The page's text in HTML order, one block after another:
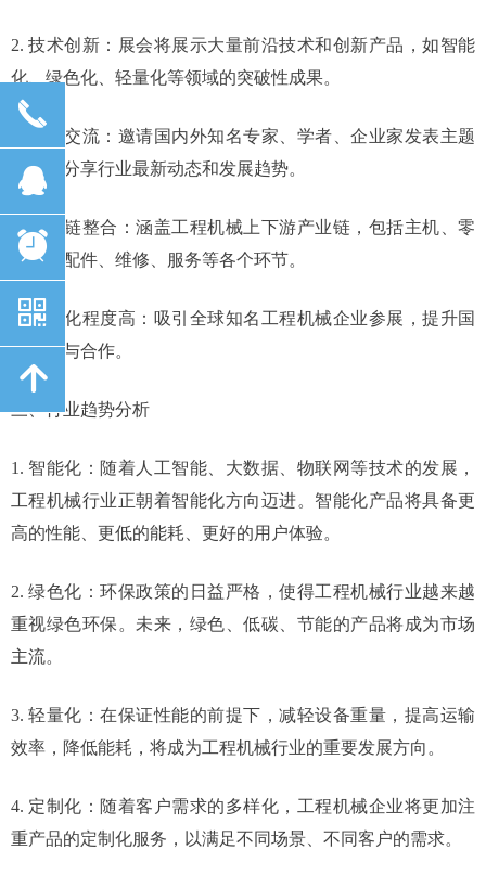
2. 技术创新：展会将展示大量前沿技术和创新产品，如智能
化、绿色化、轻量化等领域的突破性成果。
3. 行业交流：邀请国内外知名专家、学者、企业家发表主题
演讲，分享行业最新动态和发展趋势。
4. 产业链整合：涵盖工程机械上下游产业链，包括主机、零
部件、配件、维修、服务等各个环节。
5. 国际化程度高：吸引全球知名工程机械企业参展，提升国
际交流与合作。
三、行业趋势分析
1. 智能化：随着人工智能、大数据、物联网等技术的发展，
工程机械行业正朝着智能化方向迈进。智能化产品将具备更
高的性能、更低的能耗、更好的用户体验。
2. 绿色化：环保政策的日益严格，使得工程机械行业越来越
重视绿色环保。未来，绿色、低碳、节能的产品将成为市场
主流。
3. 轻量化：在保证性能的前提下，减轻设备重量，提高运输
效率，降低能耗，将成为工程机械行业的重要发展方向。
4. 定制化：随着客户需求的多样化，工程机械企业将更加注
重产品的定制化服务，以满足不同场景、不同客户的需求。
끅
뀩
뀥
낃
녕